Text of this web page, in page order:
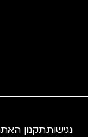
נגישותתקנון